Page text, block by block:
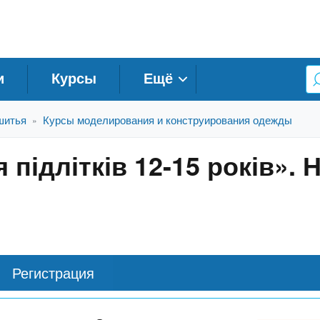
Курсы Ещё
» Курсы моделирования и конструирования одежды
12-15
Регистрация